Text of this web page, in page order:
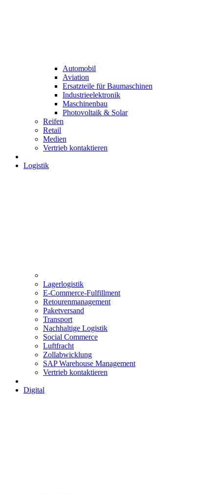
Automobil
Aviation
Ersatzteile für Baumaschinen
Industrieelektronik
Maschinenbau
Photovoltaik & Solar
Reifen
Retail
Medien
Vertrieb kontaktieren
Logistik
Lagerlogistik
E-Commerce-Fulfillment
Retourenmanagement
Paketversand
Transport
Nachhaltige Logistik
Social Commerce
Luftfracht
Zollabwicklung
SAP Warehouse Management
Vertrieb kontaktieren
Digital